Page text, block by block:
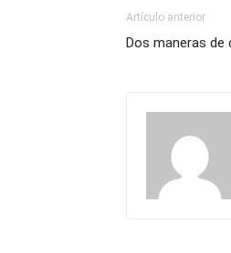
Artículo anterior
Dos maneras de